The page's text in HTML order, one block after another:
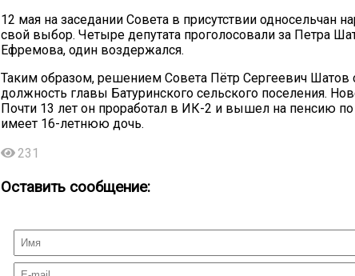
12 мая на заседании Совета в присутствии односельчан
свой выбор. Четыре депутата проголосовали за Петра
Ефремова, один воздержался.
Таким образом, решением Совета Пётр Сергеевич Шатов
должность главы Батуринского сельского поселения.
Почти 13 лет он проработал в ИК-2 и вышел на пенсию
имеет 16-летнюю дочь.
231
Оставить сообщение: